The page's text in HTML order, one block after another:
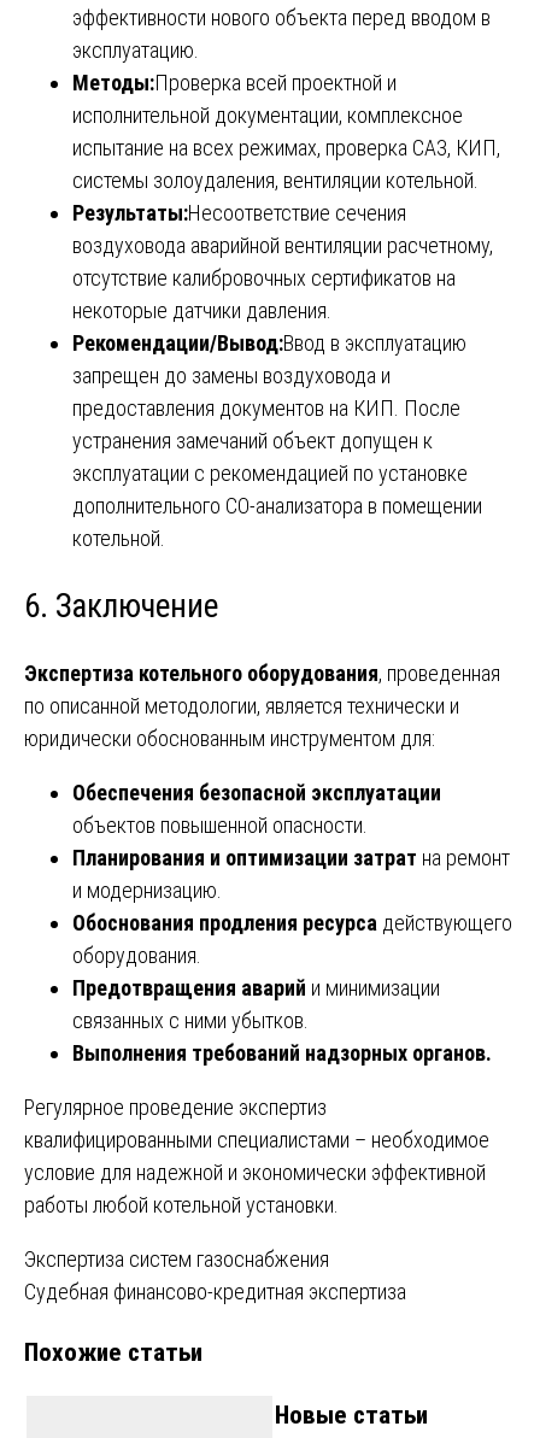
эффективности нового объекта перед вводом в
эксплуатацию.
Методы:Проверка всей проектной и
исполнительной документации, комплексное
испытание на всех режимах, проверка САЗ, КИП,
системы золоудаления, вентиляции котельной.
Результаты:Несоответствие сечения
воздуховода аварийной вентиляции расчетному,
отсутствие калибровочных сертификатов на
некоторые датчики давления.
Рекомендации/Вывод:Ввод в эксплуатацию
запрещен до замены воздуховода и
предоставления документов на КИП. После
устранения замечаний объект допущен к
эксплуатации с рекомендацией по установке
дополнительного CO-анализатора в помещении
котельной.
6. Заключение
Экспертиза котельного оборудования, проведенная
по описанной методологии, является технически и
юридически обоснованным инструментом для:
Обеспечения безопасной эксплуатации
объектов повышенной опасности.
Планирования и оптимизации затрат на ремонт
и модернизацию.
Обоснования продления ресурса действующего
оборудования.
Предотвращения аварий и минимизации
связанных с ними убытков.
Выполнения требований надзорных органов.
Регулярное проведение экспертиз
квалифицированными специалистами – необходимое
условие для надежной и экономически эффективной
работы любой котельной установки.
Навигация
по
записям
Экспертиза систем газоснабжения
Судебная финансово-кредитная экспертиза
Похожие статьи
Новые статьи